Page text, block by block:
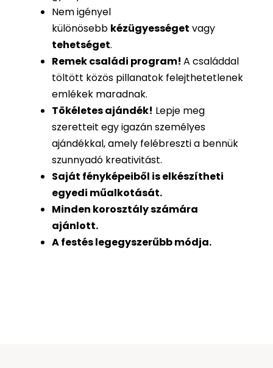
Nem igényel
különösebb kézügyességet vagy
tehetséget.
Remek családi program! A családdal
töltött közös pillanatok felejthetetlenek
emlékek maradnak.
Tökéletes ajándék! Lepje meg
szeretteit egy igazán személyes
ajándékkal, amely felébreszti a bennük
szunnyadó kreativitást.
Saját fényképeiből iselkészítheti
egyedi műalkotását.
Minden korosztály számára
ajánlott.
A festés legegyszerűbb módja.